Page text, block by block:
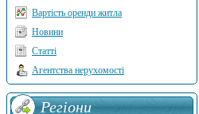
Вартість оренди житла
Новини
Статті
Агентства нерухомості
Регіони